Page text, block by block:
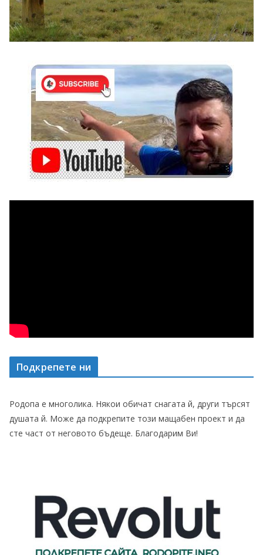
Подкрепете ни
Родопа е многолика. Някои обичат снагата й, други търсят
душата й. Може да подкрепите този мащабен проект и да
сте част от неговото бъдеще. Благодарим Ви!